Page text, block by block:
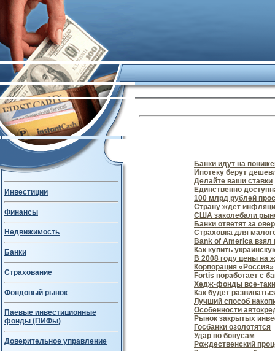
Инвестиции
Финансы
Недвижимость
Банки
Страхование
Фондовый рынок
Паевые инвестиционные
фонды (ПИФы)
Доверительное управление
Банки идут на
Ипотеку берут
Делайте ваши ставки
Единственно
100 млрд рублей
Страну ждет
США заколебали
Банки ответят за
Страховка для
Bank of America взял
Как купить
В 2008 году цены на
Корпорация «Россия»
Fortis поработает с
Хедж-фонды все-
Как будет
Лучший способ
Особенности
Рынок закрытых
Госбанки озолотятся
Удар по бонусам
Рождественский